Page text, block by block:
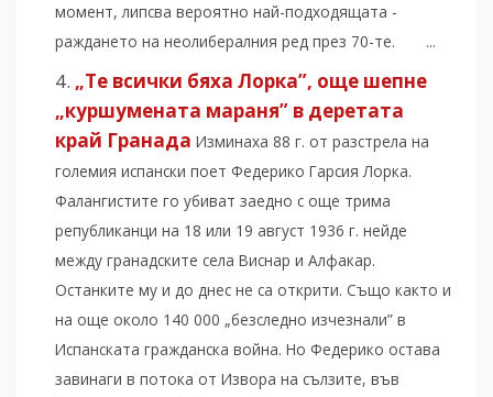
момент, липсва вероятно най-подходящата -
раждането на неолибералния ред през 70-те. ...
„Те всички бяха Лорка”, още шепне
„куршумената мараня” в деретата
край Гранада Изминаха 88 г. от разстрела на
големия испански поет Федерико Гарсия Лорка.
Фалангистите го убиват заедно с още трима
републиканци на 18 или 19 август 1936 г. нейде
между гранадските села Виснар и Алфакар.
Останките му и до днес не са открити. Също както и
на още около 140 000 „безследно изчезнали” в
Испанската гражданска война. Но Федерико остава
завинаги в потока от Извора на сълзите, във